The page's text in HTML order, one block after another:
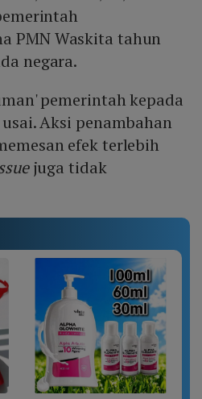
PMN Waskita tahun
negara.
pemerintah kepada
Aksi penambahan
efek terlebih
juga tidak